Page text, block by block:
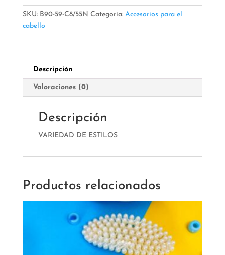
SKU: B90-59-C8/55N Categoría: Accesorios para el
cabello
Descripción
Valoraciones (0)
Descripción
VARIEDAD DE ESTILOS
Productos relacionados